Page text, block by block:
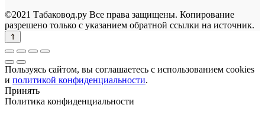
©2021 Табаковод.ру Все права защищены. Копирование
разрешено только с указанием обратной ссылки на источник.
Пользуясь сайтом, вы соглашаетесь с использованием cookies
и политикой конфиденциальности.
Принять
Политика конфиденциальности